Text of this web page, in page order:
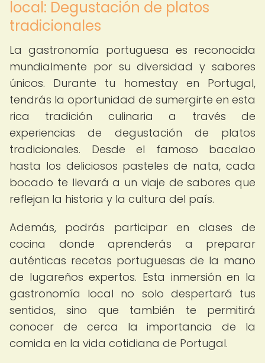
local: Degustación de platos
tradicionales
La gastronomía portuguesa es reconocida
mundialmente por su diversidad y sabores
únicos. Durante tu homestay en Portugal,
tendrás la oportunidad de sumergirte en esta
rica tradición culinaria a través de
experiencias de degustación de platos
tradicionales. Desde el famoso bacalao
hasta los deliciosos pasteles de nata, cada
bocado te llevará a un viaje de sabores que
reflejan la historia y la cultura del país.
Además, podrás participar en clases de
cocina donde aprenderás a preparar
auténticas recetas portuguesas de la mano
de lugareños expertos. Esta inmersión en la
gastronomía local no solo despertará tus
sentidos, sino que también te permitirá
conocer de cerca la importancia de la
comida en la vida cotidiana de Portugal.